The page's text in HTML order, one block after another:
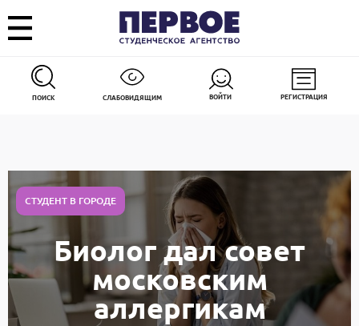
ПОИСК СЛАБОВИДЯЩИМ ВОЙТИ РЕГИСТРАЦИЯ
СТУДЕНТ В ГОРОДЕ
Биолог дал совет
московским
аллергикам